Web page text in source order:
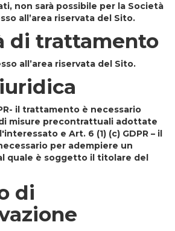
non sarà possibile per la Società
all’area riservata del Sito.
di trattamento
all’area riservata del Sito.
- il trattamento è necessario
misure precontrattuali adottate
e Art. 6 (1) (c) GDPR – il
per adempiere un
quale è soggetto il titolare del
di